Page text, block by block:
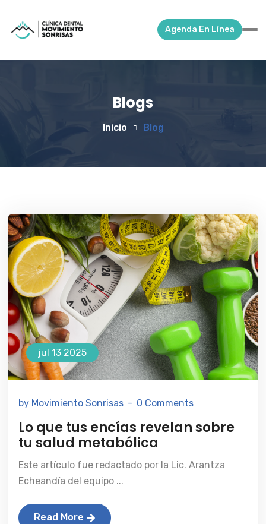
Agenda En Línea
Blogs
Inicio Blog
jul 13 2025
by Movimiento Sonrisas 0 Comments
Lo que tus encías revelan sobre
tu salud metabólica
Este artículo fue redactado por la Lic. Arantza
Echeandía del equipo ...
Read More